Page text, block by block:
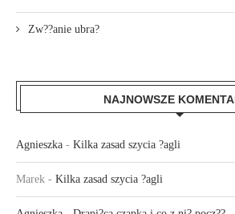
Zw??anie ubra?
NAJNOWSZE
Agnieszka - Kilka zasad szycia ?agli
Marek - Kilka zasad szycia ?agli